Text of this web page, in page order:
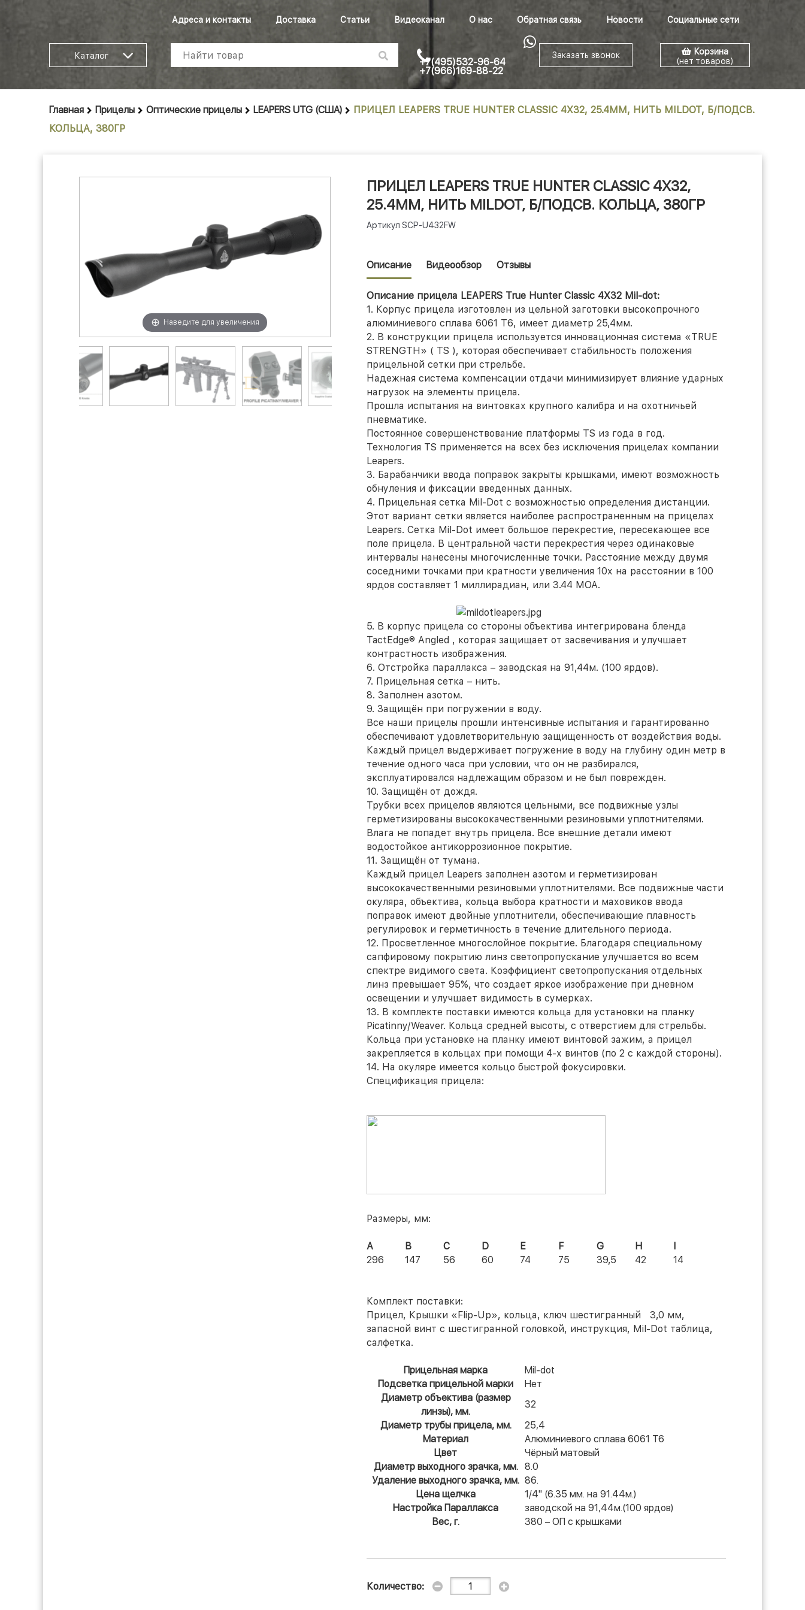
Адреса и контакты Доставка Статьи Видеоканал О нас Обратная связь Новости Социальные сети
Каталог
+7(495)532-96-64
+7(966)169-88-22
Заказать звонок
Корзина
(нет товаров)
Главная Прицелы Оптические прицелы LEAPERS UTG (США)
ПРИЦЕЛ LEAPERS TRUE HUNTER CLASSIC 4X32, 25.4ММ, НИТЬ MILDOT, Б/ПОДСВ.
КОЛЬЦА, 380ГР
Наведите для увеличения
ПРИЦЕЛ LEAPERS TRUE HUNTER CLASSIC 4X32,
25.4ММ, НИТЬ MILDOT, Б/ПОДСВ. КОЛЬЦА, 380ГР
Артикул SCP-U432FW
Описание Видеообзор Отзывы
Описание прицела LEAPERS True Hunter Classic 4X32 Mil-dot:
1. Корпус прицела изготовлен из цельной заготовки высокопрочного
алюминиевого сплава 6061 Т6, имеет диаметр 25,4мм.
2. В конструкции прицела используется инновационная система «TRUE
STRENGTH» ( TS ), которая обеспечивает стабильность положения
прицельной сетки при стрельбе.
Надежная система компенсации отдачи минимизирует влияние ударных
нагрузок на элементы прицела.
Прошла испытания на винтовках крупного калибра и на охотничьей
пневматике.
Постоянное совершенствование платформы TS из года в год.
Технология TS применяется на всех без исключения прицелах компании
Leapers.
3. Барабанчики ввода поправок закрыты крышками, имеют возможность
обнуления и фиксации введенных данных.
4. Прицельная сетка Mil-Dot с возможностью определения дистанции.
Этот вариант сетки является наиболее распространенным на прицелах
Leapers. Сетка Mil-Dot имеет большое перекрестие, пересекающее все
поле прицела. В центральной части перекрестия через одинаковые
интервалы нанесены многочисленные точки. Расстояние между двумя
соседними точками при кратности увеличения 10х на расстоянии в 100
ярдов составляет 1 миллирадиан, или 3.44 МОА.
5. В корпус прицела со стороны объектива интегрирована бленда
TactEdge® Angled , которая защищает от засвечивания и улучшает
контрастность изображения.
6. Отстройка параллакса – заводская на 91,44м. (100 ярдов).
7. Прицельная сетка – нить.
8. Заполнен азотом.
9. Защищён при погружении в воду.
Все наши прицелы прошли интенсивные испытания и гарантированно
обеспечивают удовлетворительную защищенность от воздействия воды.
Каждый прицел выдерживает погружение в воду на глубину один метр в
течение одного часа при условии, что он не разбирался,
эксплуатировался надлежащим образом и не был поврежден.
10. Защищён от дождя.
Трубки всех прицелов являются цельными, все подвижные узлы
герметизированы высококачественными резиновыми уплотнителями.
Влага не попадет внутрь прицела. Все внешние детали имеют
водостойкое антикоррозионное покрытие.
11. Защищён от тумана.
Каждый прицел Leapers заполнен азотом и герметизирован
высококачественными резиновыми уплотнителями. Все подвижные части
окуляра, объектива, кольца выбора кратности и маховиков ввода
поправок имеют двойные уплотнители, обеспечивающие плавность
регулировок и герметичность в течение длительного периода.
12. Просветленное многослойное покрытие. Благодаря специальному
сапфировому покрытию линз светопропускание улучшается во всем
спектре видимого света. Коэффициент светопропускания отдельных
линз превышает 95%, что создает яркое изображение при дневном
освещении и улучшает видимость в сумерках.
13. В комплекте поставки имеются кольца для установки на планку
Picatinny/Weaver. Кольца средней высоты, с отверстием для стрельбы.
Кольца при установке на планку имеют винтовой зажим, а прицел
закрепляется в кольцах при помощи 4-х винтов (по 2 с каждой стороны).
14. На окуляре имеется кольцо быстрой фокусировки.
Спецификация прицела:
Размеры, мм:
А В С D E F G H
I
296
147 56 60 74 75 39,5 42 14
Комплект поставки:
Прицел, Крышки «Flip-Up», кольца, ключ шестигранный 3,0 мм,
запасной винт с шестигранной головкой, инструкция, Mil-Dot таблица,
салфетка.
Прицельная марка
Mil-dot
Подсветка прицельной марки
Нет
Диаметр объектива (размер
линзы), мм.
32
Диаметр трубы прицела, мм.
25,4
Материал
Алюминиевого сплава 6061 Т6
Цвет
Чёрный матовый
Диаметр выходного зрачка, мм.
8.0
Удаление выходного зрачка, мм. 86.
Цена щелчка
1/4" (6.35 мм. на 91.44м.)
Настройка Параллакса
заводской на 91,44м.(100 ярдов)
Вес, г.
380 – ОП с крышками
Количество: